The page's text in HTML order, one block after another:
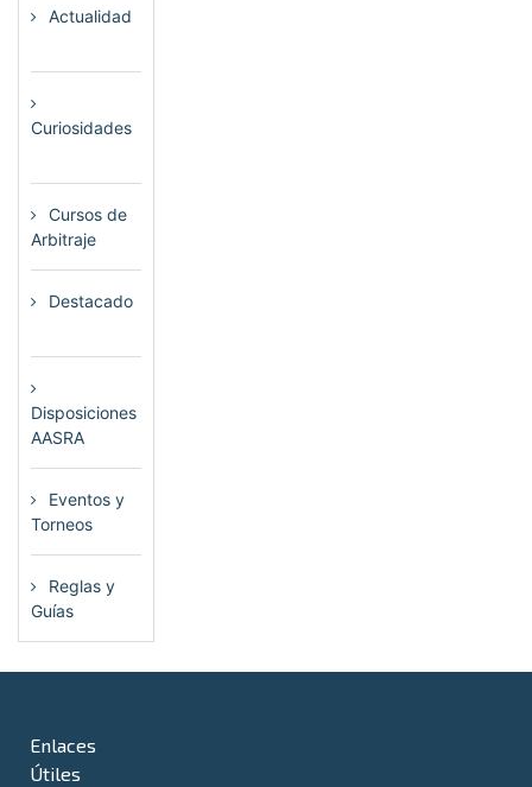
Actualidad
Curiosidades
Cursos de
Arbitraje
Destacado
Disposiciones
AASRA
Eventos y
Torneos
Reglas y
Guías
Enlaces
Útiles